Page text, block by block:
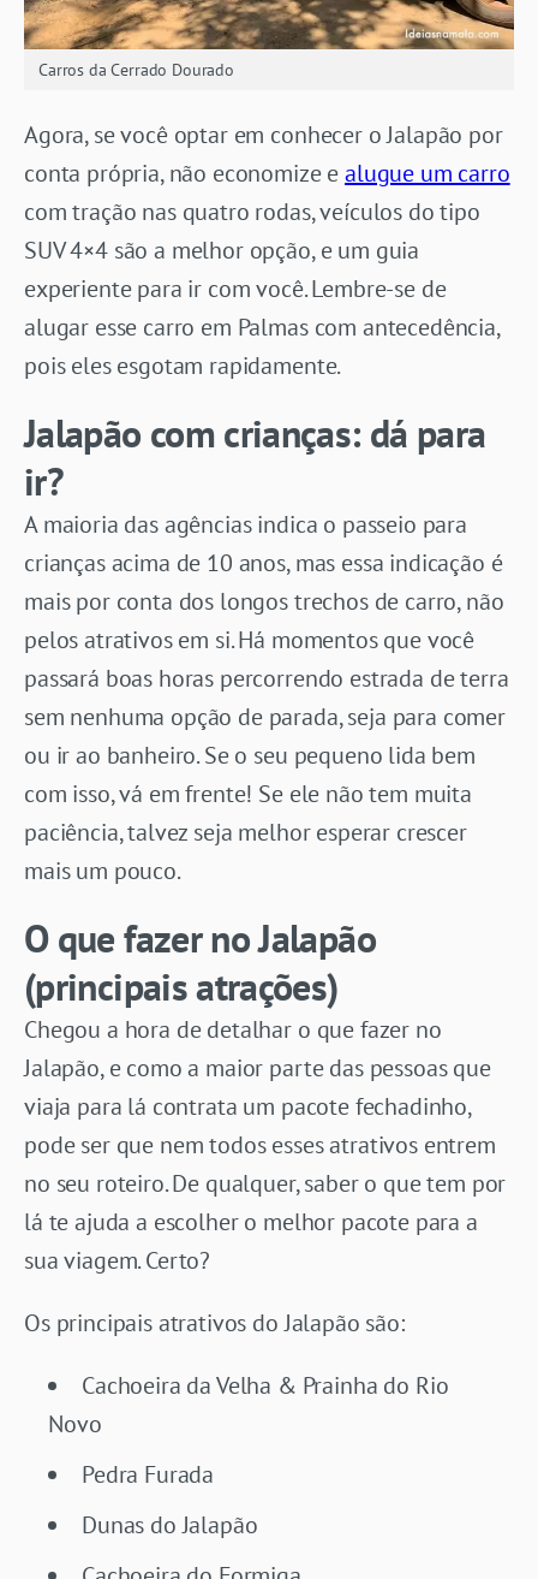
Carros da Cerrado Dourado
Agora, se você optar em conhecer o Jalapão por
conta própria, não economize ealugue um carro
com tração nas quatro rodas, veículos do tipo
SUV 4×4 são a melhor opção, e um guia
experiente para ir com você. Lembre-se de
alugar esse carro em Palmas com antecedência,
pois eles esgotam rapidamente.
Jalapão com crianças: dá para
ir?
A maioria das agências indica o passeio para
crianças acima de 10 anos, mas essa indicação é
mais por conta dos longos trechos de carro, não
pelos atrativos em si. Há momentos que você
passará boas horas percorrendo estrada de terra
sem nenhuma opção de parada, seja para comer
ou ir ao banheiro. Se o seu pequeno lida bem
com isso, vá em frente! Se ele não tem muita
paciência, talvez seja melhor esperar crescer
mais um pouco.
O que fazer no Jalapão
(principais atrações)
Chegou a hora de detalhar o que fazer no
Jalapão, e como a maior parte das pessoas que
viaja para lá contrata um pacote fechadinho,
pode ser que nem todos esses atrativos entrem
no seu roteiro. De qualquer, saber o que tem por
lá te ajuda a escolher o melhor pacote para a
sua viagem. Certo?
Os principais atrativos do Jalapão são:
Cachoeira da Velha & Prainha do Rio
Novo
Pedra Furada
Dunas do Jalapão